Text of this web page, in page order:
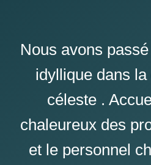
Nous avons
idyllique dans la
céleste .
chaleureux des
et le personnel